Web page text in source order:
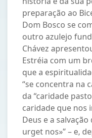
preparação ao
Dom Bosco se
outro azulejo
Chávez
Estréia com um
que a
“se concentra na
da “caridade
caridade que nos
Deus e a
urget nos»” – e,